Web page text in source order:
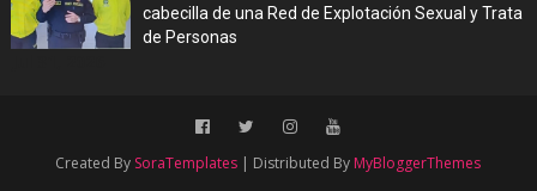
cabecilla de una Red de Explotación Sexual y Trata
de Personas
Created By SoraTemplates | Distributed By MyBloggerThemes